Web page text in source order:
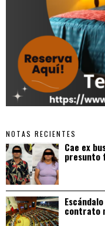
NOTAS RECIENTES
Cae ex
presunto
contrato